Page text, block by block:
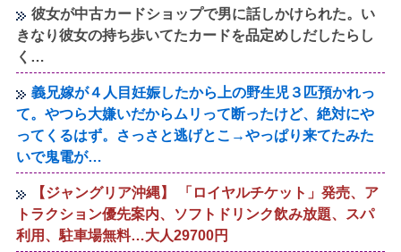
彼女が中古カードショップで男に話しかけられた。い
きなり彼女の持ち歩いてたカードを品定めしだしたらし
く…
義兄嫁が４人目妊娠したから上の野生児３匹預かれっ
て。やつら大嫌いだからムリって断ったけど、絶対にや
ってくるはず。さっさと逃げとこ→やっぱり来てたみた
いで鬼電が…
【ジャングリア沖縄】 「ロイヤルチケット」発売、ア
トラクション優先案内、ソフトドリンク飲み放題、スパ
利用、駐車場無料…大人29700円